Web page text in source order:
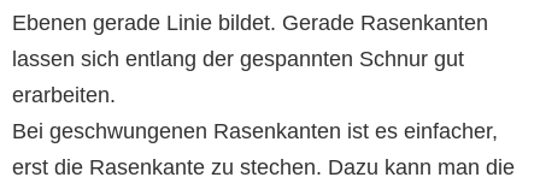
Ebenen gerade Linie bildet. Gerade Rasenkanten
lassen sich entlang der gespannten Schnur gut
erarbeiten.
Bei geschwungenen Rasenkanten ist es einfacher,
erst die Rasenkante zu stechen. Dazu kann man die